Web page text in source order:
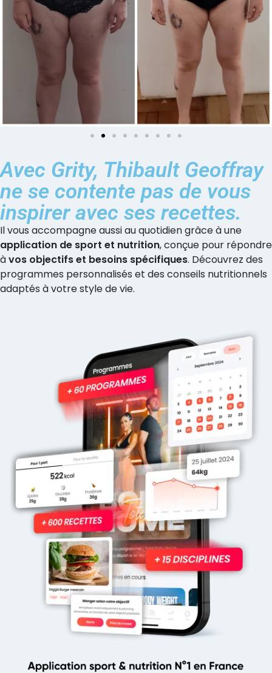
Avec Grity, Thibault Geoffray
ne se contente pas de vous
inspirer avec ses recettes.
Il vous accompagne aussi au quotidien grâce à une
application de sport et nutrition, conçue pour répondre
àvos objectifs et besoins spécifiques. Découvrez des
programmes personnalisés et des conseils nutritionnels
adaptés à votre style de vie.